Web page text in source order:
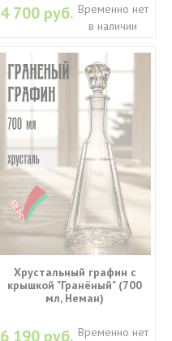
4 700 руб. Временно нет
в наличии
Хрустальный графин с
крышкой "Гранёный" (700
мл, Неман)
6 190 руб. Временно нет